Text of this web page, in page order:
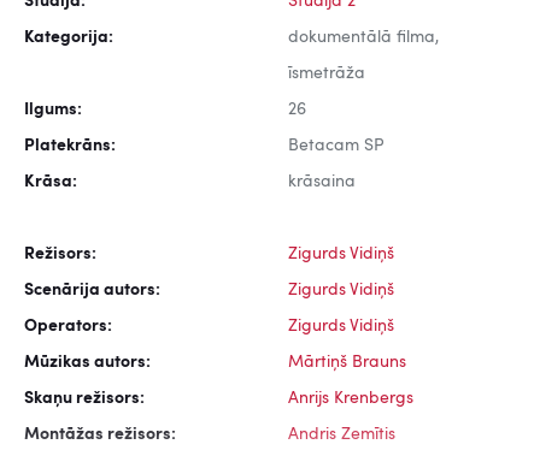
Kategorija: dokumentālā filma,
īsmetrāža
Ilgums: 26
Platekrāns: Betacam SP
Krāsa: krāsaina
Režisors: Zigurds Vidiņš
Scenārija autors: Zigurds Vidiņš
Operators: Zigurds Vidiņš
Mūzikas autors: Mārtiņš Brauns
Skaņu režisors: Anrijs Krenbergs
Montāžas režisors: Andris Zemītis